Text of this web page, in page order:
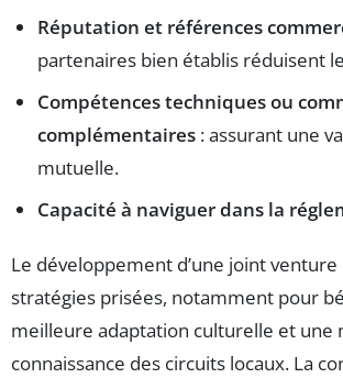
Réputation et références
partenaires bien établis réduisent
Compétences techniques ou
complémentaires : assurant une
mutuelle.
Capacité à naviguer dans la
Le développement d’une joint venture
stratégies prisées, notamment pour
meilleure adaptation culturelle et une
connaissance des circuits locaux. La